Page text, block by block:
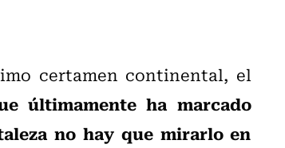
certamen continental, el
últimamente ha marcado
no hay que mirarlo en